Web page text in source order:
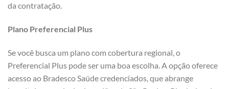
da contratação.
Plano Preferencial Plus
Se você busca um plano com cobertura regional, o
Preferencial Plus pode ser uma boa escolha. A opção oferece
acesso ao Bradesco Saúde credenciados, que abrange